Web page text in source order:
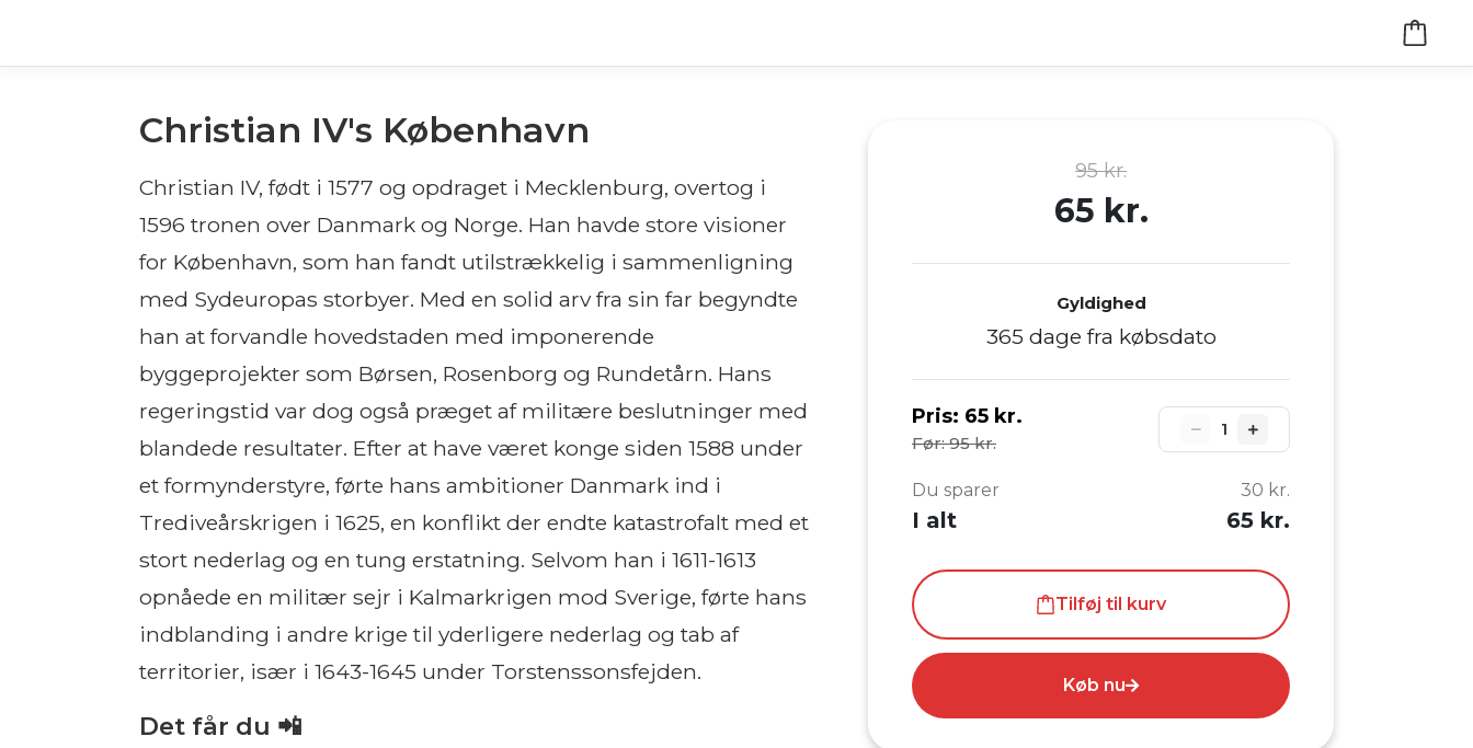
Christian IV's København
Christian IV, født i 1577 og opdraget i Mecklenburg, overtog i
1596 tronen over Danmark og Norge. Han havde store visioner
for København, som han fandt utilstrækkelig i sammenligning
med Sydeuropas storbyer. Med en solid arv fra sin far begyndte
han at forvandle hovedstaden med imponerende
byggeprojekter som Børsen, Rosenborg og Rundetårn. Hans
regeringstid var dog også præget af militære beslutninger med
blandede resultater. Efter at have været konge siden 1588 under
et formynderstyre, førte hans ambitioner Danmark ind i
Trediveårskrigen i 1625, en konflikt der endte katastrofalt med et
stort nederlag og en tung erstatning. Selvom han i 1611-1613
opnåede en militær sejr i Kalmarkrigen mod Sverige, førte hans
indblanding i andre krige til yderligere nederlag og tab af
territorier, især i 1643-1645 under Torstenssonsfejden.
Det får du 📲
95 kr.
65 kr.
Gyldighed
365 dage fra købsdato
Pris: 65 kr.
Før: 95 kr.
1
Du sparer 30 kr.
I alt 65 kr.
Tilføj til kurv
Køb nu